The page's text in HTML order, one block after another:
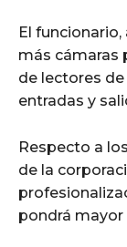
El
más cámaras
de lectores
entradas y
Respecto a
de la
pondrá mayor